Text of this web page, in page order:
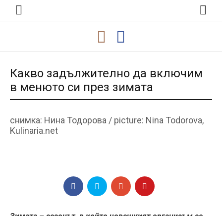
Какво задължително да включим
в менюто си през зимата
снимка: Нина Тодорова / picture: Nina Todorova,
Kulinaria.net